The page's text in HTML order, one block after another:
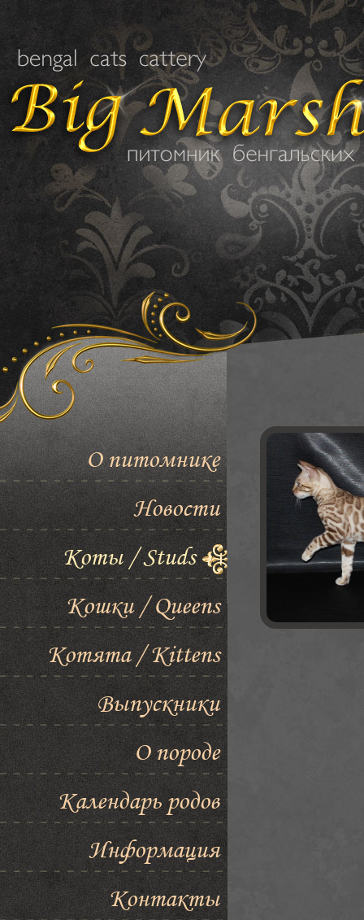
О питомнике
Новости
Коты / Studs
Кошки / Queens
Котята / Kittens
Выпускники
О породе
Календарь родов
Информация
Контакты